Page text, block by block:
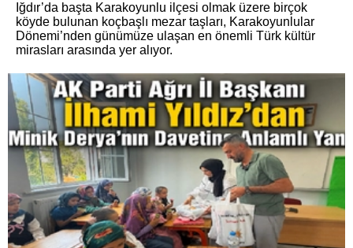
Iğdır’da başta Karakoyunlu ilçesi olmak üzere birçok
köyde bulunan koçbaşlı mezar taşları, Karakoyunlular
Dönemi’nden günümüze ulaşan en önemli Türk kültür
mirasları arasında yer alıyor.